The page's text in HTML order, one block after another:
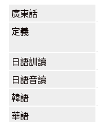
廣東話
定義
日語訓讀
日語音讀
韓語
華語